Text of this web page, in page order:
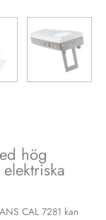
hög
CAL 7281 kan